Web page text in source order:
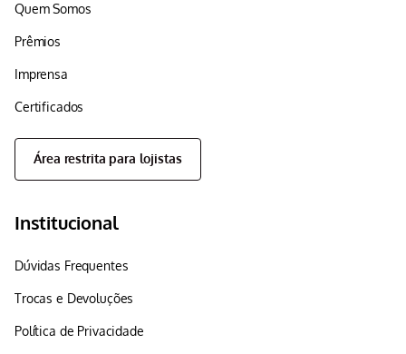
Quem Somos
Prêmios
Imprensa
Certificados
Área restrita para lojistas
Institucional
Dúvidas Frequentes
Trocas e Devoluções
Política de Privacidade